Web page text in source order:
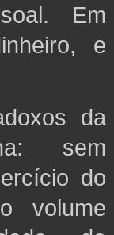
Em
e
da
sem
do
volume